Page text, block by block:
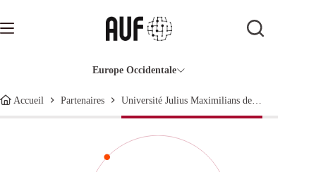
contenu
Europe Occidentale
Accueil Partenaires